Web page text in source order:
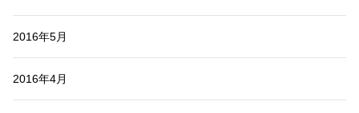
2016年5月
2016年4月